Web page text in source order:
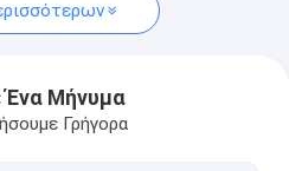
καφέ
Μήνυμα
Γρήγορα